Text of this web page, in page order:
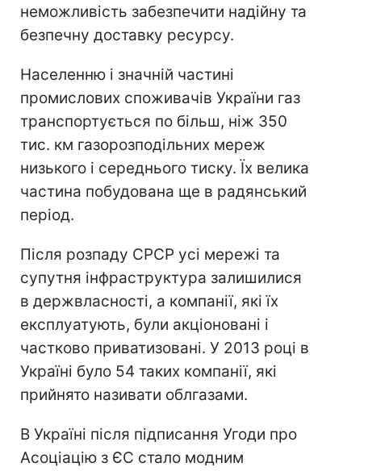
неможливість забезпечити надійну та
безпечну доставку ресурсу.
Населенню і значній частині
промислових споживачів України газ
транспортується по більш, ніж 350
тис. км газорозподільних мереж
низького і середнього тиску. Їх велика
частина побудована ще в радянський
період.
Після розпаду СРСР усі мережі та
супутня інфраструктура залишилися
в держвласності, а компанії, які їх
експлуатують, були акціоновані і
частково приватизовані. У 2013 році в
Україні було 54 таких компанії, які
прийнято називати облгазами.
В Україні після підписання Угоди про
Асоціацію з ЄС стало модним